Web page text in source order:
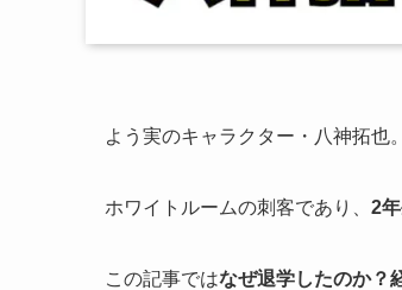
よう実のキャラクター・八神拓也。
ホワイトルームの刺客であり、 2
この記事ではなぜ退学したのか？